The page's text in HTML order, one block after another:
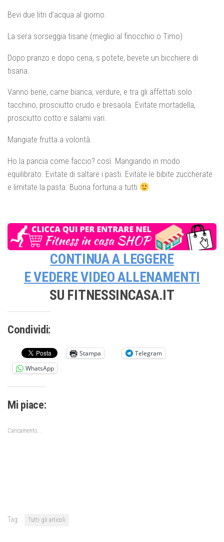
Bevi due litri d’acqua al giorno.
La sera sorseggia tisane (meglio al finocchio o Timo)
Dopo pranzo e dopo cena, s potete, bevete un bicchiere di
tisana.
Vanno bene, carne bianca, verdure, e tra gli affettati solo :
tacchino, prosciutto crudo e bresaola. Evitate mortadella,
prosciutto cotto e salami vari.
Mangiate frutta a volontà.
Ho la pancia come faccio? così. Mangiando in modo
equilibrato. Evitate di saltare i pasti. Evitate le bibite zuccherate
e limitate la pasta. Buona fortuna a tutti
CONTINUA A LEGGERE
E VEDEREVIDEO ALLENAMENTI
SU FITNESSINCASA.IT
Condividi:
Stampa
Telegram
WhatsApp
Mi piace:
Caricamento...
Tag: Tutti gli articoli